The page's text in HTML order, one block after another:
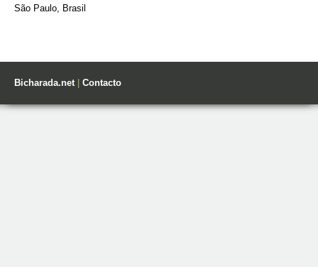
São Paulo, Brasil
Bicharada.net| Contacto